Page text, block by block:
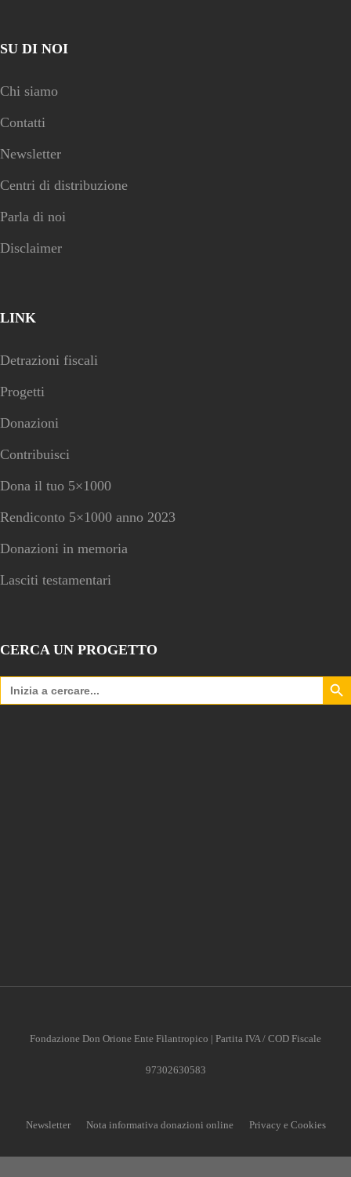
SU DI NOI
Chi siamo
Contatti
Newsletter
Centri di distribuzione
Parla di noi
Disclaimer
LINK
Detrazioni fiscali
Progetti
Donazioni
Contribuisci
Dona il tuo 5×1000
Rendiconto 5×1000 anno 2023
Donazioni in memoria
Lasciti testamentari
CERCA UN PROGETTO
Search
for:
Search
Fondazione Don Orione Ente Filantropico | Partita IVA / COD Fiscale
97302630583
Newsletter Nota informativa donazioni online Privacy e Cookies